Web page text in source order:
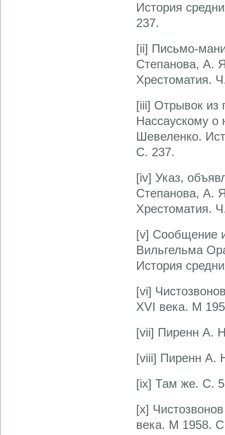
История
237.
[ii] Письмо-
Степанова, А.
Хрестоматия.
[iii] Отрывок из
Нассаускому
Шевеленко.
С. 237.
[iv] Указ,
Степанова, А.
Хрестоматия.
[v] Сообщение
Вильгельма
История
[vi]
XVI века. М
[vii] Пиренн А.
[viii] Пиренн А.
[ix] Там же. С.
[x]
века. М 1958.